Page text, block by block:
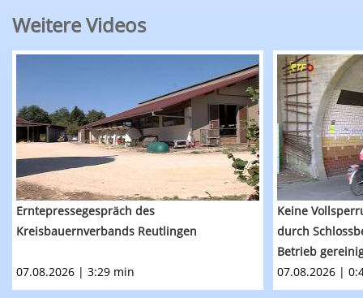
Weitere Videos
RTF.1-Nachrichten: Erntepressegespräch des
Erntepressegespräch des
Kreisbauernverbands Reutlingen
07.08.2026 | 3:29 min
RTF.1-
Keine
durch
Betrieb
07.08.2026 |